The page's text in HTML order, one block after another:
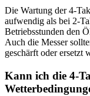
Die Wartung der 4-
aufwendig als bei 2-
Betriebsstunden den
Auch die Messer
geschärft oder ersetzt
Kann ich die 4-